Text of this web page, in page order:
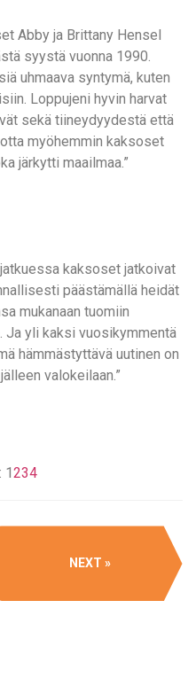
Abby ja Brittany Hensel
syystä vuonna 1990.
uhmaava syntymä, kuten
Loppujeni hyvin harvat
sekä tiineydyydestä että
myöhemmin kaksoset
järkytti maailmaa.”
kaksoset jatkoivat
päästämällä heidät
mukanaan tuomiin
Ja yli kaksi vuosikymmentä
hämmästyttävä uutinen on
valokeilaan.”
1 234
NEXT